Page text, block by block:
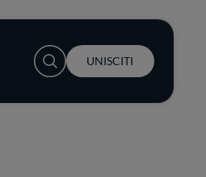
User account menu
UNISCITI